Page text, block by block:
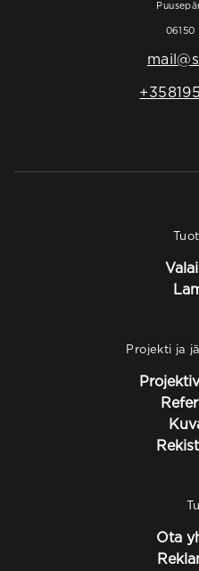
06150
Projekti ja
Ota